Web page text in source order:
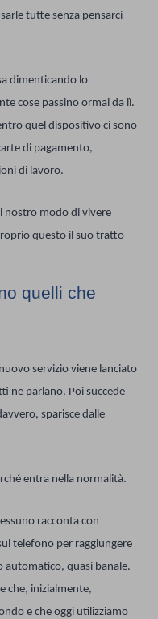
tutte senza pensarci
dimenticando lo
cose passino ormai da lì.
quel dispositivo ci sono
di pagamento,
di lavoro.
nostro modo di vivere
questo il suo tratto
quelli che
servizio viene lanciato
ne parlano. Poi succede
sparisce dalle
entra nella normalità.
racconta con
telefono per raggiungere
automatico, quasi banale.
che, inizialmente,
e che oggi utilizziamo